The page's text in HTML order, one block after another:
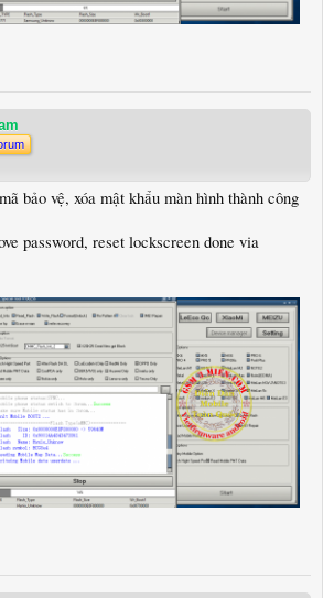
bảo vệ, xóa mật khẩu màn hình thành công
password, reset lockscreen done via